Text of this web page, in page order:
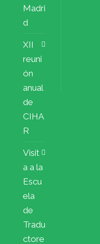
Madri
d
XII
reuni
ón
anual
de
CIHA
R
Visit
a a la
Escu
ela
de
Tradu
ctore